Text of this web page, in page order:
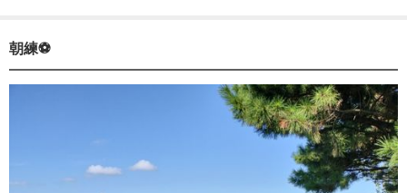
朝練⚽